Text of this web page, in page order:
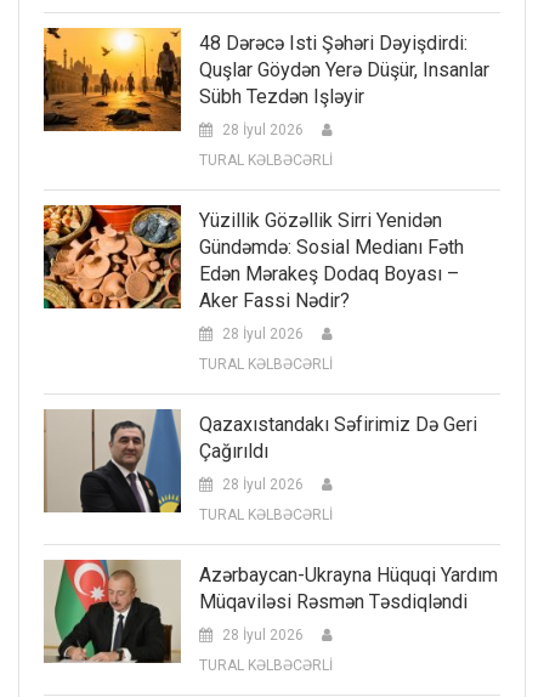
48 Dərəcə Isti Şəhəri Dəyişdirdi:
Quşlar Göydən Yerə Düşür, Insanlar
Sübh Tezdən Işləyir
28 İyul 2026
TURAL KƏLBƏCƏRLİ
Yüzillik Gözəllik Sirri Yenidən
Gündəmdə: Sosial Medianı Fəth
Edən Mərakeş Dodaq Boyası –
Aker Fassi Nədir?
28 İyul 2026
TURAL KƏLBƏCƏRLİ
Qazaxıstandakı Səfirimiz Də Geri
Çağırıldı
28 İyul 2026
TURAL KƏLBƏCƏRLİ
Azərbaycan-Ukrayna Hüquqi Yardım
Müqaviləsi Rəsmən Təsdiqləndi
28 İyul 2026
TURAL KƏLBƏCƏRLİ